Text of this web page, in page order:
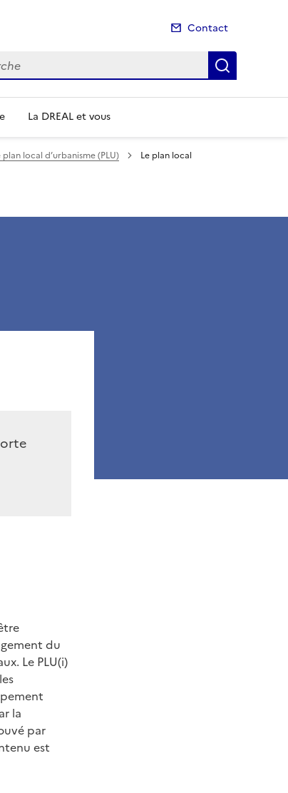
Contact
La DREAL et vous
plan local d’urbanisme (PLU)
Le plan local
du
Le PLU(i)
la
par
est